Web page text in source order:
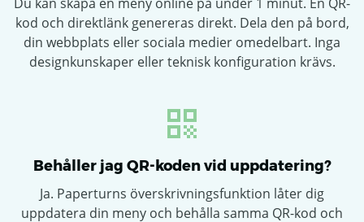
kod och direktlänk genereras direkt. Dela den på bord,
din webbplats eller sociala medier omedelbart. Inga
designkunskaper eller teknisk konfiguration krävs.
Behåller jag QR-koden vid uppdatering?
Ja. Paperturns överskrivningsfunktion låter dig
uppdatera din meny och behålla samma QR-kod och